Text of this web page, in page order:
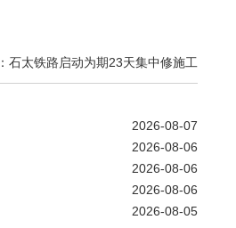
石太铁路启动为期23天集中修施工
2026-08-07
2026-08-06
2026-08-06
2026-08-06
2026-08-05